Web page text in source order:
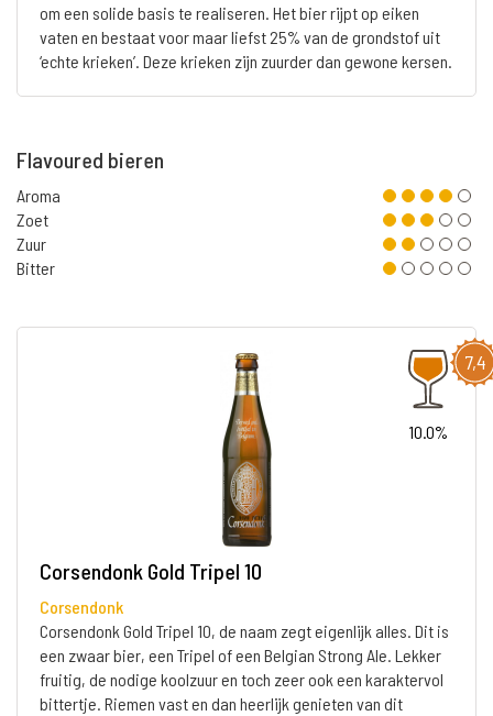
om een solide basis te realiseren. Het bier rijpt op eiken
vaten en bestaat voor maar liefst 25% van de grondstof uit
‘echte krieken’. Deze krieken zijn zuurder dan gewone kersen.
Flavoured bieren
Aroma
Zoet
Zuur
Bitter
7,4
10.0%
Corsendonk Gold Tripel 10
Corsendonk
Corsendonk Gold Tripel 10, de naam zegt eigenlijk alles. Dit is
een zwaar bier, een Tripel of een Belgian Strong Ale. Lekker
fruitig, de nodige koolzuur en toch zeer ook een karaktervol
bittertje. Riemen vast en dan heerlijk genieten van dit